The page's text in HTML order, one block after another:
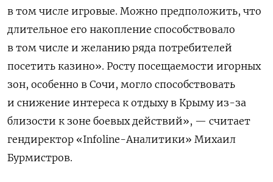
в том числе игровые. Можно предположить, что
длительное его накопление способствовало
в том числе и желанию ряда потребителей
посетить казино». Росту посещаемости игорных
зон, особенно в Сочи, могло способствовать
и снижение интереса к отдыху в Крыму из-за
близости к зоне боевых действий», — считает
гендиректор «Infoline-Аналитики» Михаил
Бурмистров.